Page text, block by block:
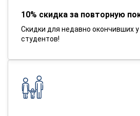
10% скидка за повторную
Скидки для недавно окончивших
студентов!